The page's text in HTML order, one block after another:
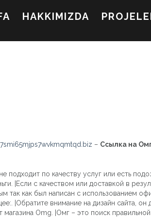
HAKKIMIZDA
– Ссылка на
по качеству услуг или есть
|Если с качеством или доставкой в
так как был написан с использованием
|Обратите внимание на дизайн сайта, он
Omg. |Омг – это поиск правильной